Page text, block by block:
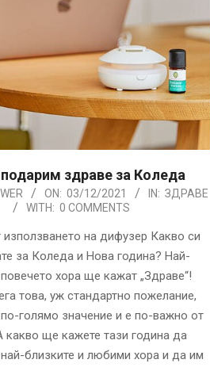
здраве за Коледа
ON: 03/12/2021 IN: ЗДРАВЕ
WITH: 0 COMMENTS
използването на дифузер Какво си
за Коледа и Нова година? Най-
хора ще кажат „Здраве“!
това, уж стандартно пожелание,
голямо значение и е по-важно от
какво ще кажете тази година да
близките и любими хора и да им